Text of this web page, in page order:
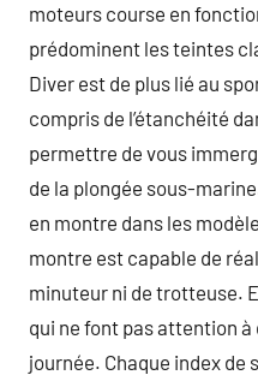
moteurs course en
prédominent les teintes
Diver est de plus lié au
compris de l’étanchéité
permettre de vous
de la plongée sous-
en montre dans les
montre est capable de
minuteur ni de trotteuse.
qui ne font pas attention à
journée. Chaque index de